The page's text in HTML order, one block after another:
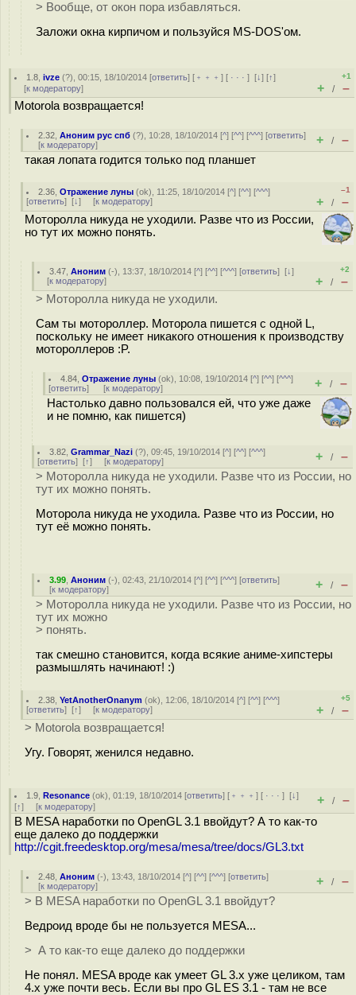
> Вообще, от окон пора избавляться.
Заложи окна кирпичом и пользуйся MS-DOS'ом.
1.8 ,ivze (?), 00:15, 18/10/2014 [ответить] [ ﹢﹢﹢] [ · · ·][↓] [↑]
[к модератору]
+1
+ / –
Motorola возвращается!
2.32 ,Аноним рус спб (?), 10:28, 18/10/2014 [^] [^^] [^^^] [ответить]
[к модератору] + / –
такая лопата годится только под планшет
2.36 ,Отражение луны (ok), 11:25, 18/10/2014 [^] [^^] [^^^]
[ответить] [↓] [к модератору]
–1
+ / –
Моторолла никуда не уходили. Разве что из России,
но тут их можно понять.
3.47 ,Аноним (-), 13:37, 18/10/2014 [^] [^^] [^^^] [ответить][↓]
[к модератору]
+2
+ / –
> Моторолла никуда не уходили.
Сам ты мотороллер. Моторола пишется с одной L,
поскольку не имеет никакого отношения к производству
мотороллеров :P.
4.84 ,Отражение луны (ok), 10:08, 19/10/2014 [^] [^^] [^^^]
[ответить] [к модератору] + / –
Настолько давно пользовался ей, что уже даже
и не помню, как пишется)
3.82 ,Grammar_Nazi (?), 09:45, 19/10/2014 [^] [^^] [^^^]
[ответить] [↑] [к модератору] + / –
> Моторолла никуда не уходили. Разве что из России, но
тут их можно понять.
Моторола никуда не уходила. Разве что из России, но
тут её можно понять.
3.99 ,Аноним (-), 02:43, 21/10/2014 [^] [^^] [^^^] [ответить]
[к модератору] + / –
> Моторолла никуда не уходили. Разве что из России, но
тут их можно
> понять.
так смешно становится, когда всякие аниме-хипстеры
размышлять начинают! :)
2.38 ,YetAnotherOnanym (ok), 12:06, 18/10/2014 [^] [^^] [^^^]
[ответить] [↑] [к модератору]
+5
+ / –
> Motorola возвращается!
Угу. Говорят, женился недавно.
1.9 ,Resonance (ok), 01:19, 18/10/2014 [ответить] [ ﹢﹢﹢] [ · · ·][↓]
[↑] [к модератору] + / –
В MESA наработки по OpenGL 3.1 ввойдут? А то как-то
еще далеко до поддержки
http://cgit.freedesktop.org/mesa/mesa/tree/docs/GL3.txt
2.48 ,Аноним (-), 13:43, 18/10/2014 [^] [^^] [^^^] [ответить]
[к модератору] + / –
> В MESA наработки по OpenGL 3.1 ввойдут?
Ведроид вроде бы не пользуется MESA...
> А то как-то еще далеко до поддержки
Не понял. MESA вроде как умеет GL 3.x уже целиком, там
4.x уже почти весь. Если вы про GL ES 3.1 - там не все